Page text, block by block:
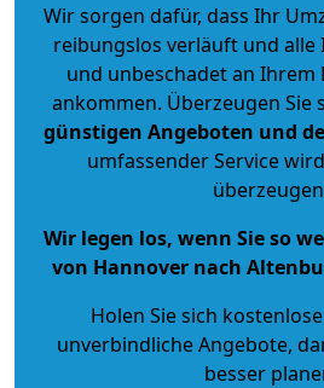
Wir sorgen dafür, dass Ihr
reibungslos verläuft und alle
und unbeschadet an
ankommen. Überzeugen Sie
günstigen Angeboten und
umfassender Service
Wir legen los, wenn Sie so
von Hannover nach
Holen Sie sich
unverbindliche Angebote,
besser